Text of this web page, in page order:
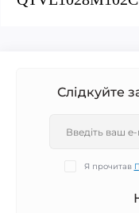
Слідкуйте
Я прочитав